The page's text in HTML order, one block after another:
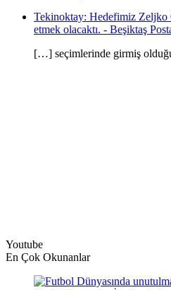
Tekinoktay: Hedefimiz Zeljko
etmek olacaktı. - Beşiktaş
[…] seçimlerinde girmiş
Youtube
En Çok Okunanlar